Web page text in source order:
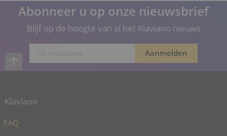
Abonneer u op onze nieuwsbrief
Blijf op de hoogte van al het Klaviano nieuws
Klaviano
FAQ